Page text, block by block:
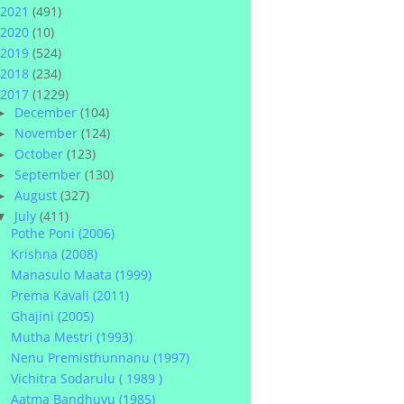
2021 (491)
2020 (10)
2019 (524)
2018 (234)
2017 (1229)
December(104)
November(124)
October(123)
September(130)
August(327)
July(411)
Pothe Poni (2006)
Krishna (2008)
Manasulo Maata (1999)
Prema Kavali (2011)
Ghajini (2005)
Mutha Mestri (1993)
Nenu Premisthunnanu (1997)
Vichitra Sodarulu ( 1989 )
Aatma Bandhuvu (1985)